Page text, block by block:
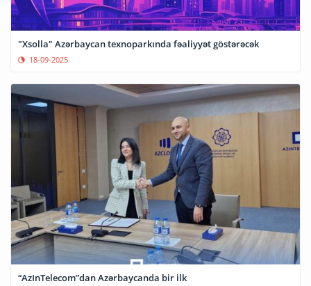
"Xsolla" Azərbaycan texnoparkında fəaliyyət göstərəcək
18-09-2025
“AzInTelecom”dan Azərbaycanda bir ilk